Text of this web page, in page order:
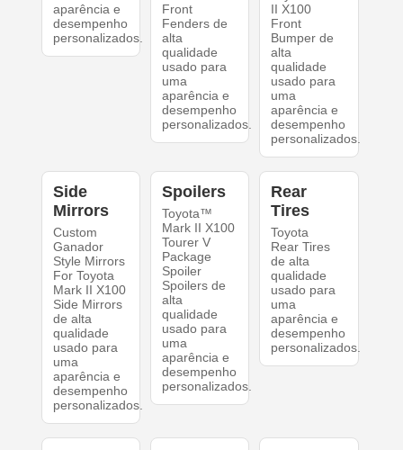
aparência e
desempenho
personalizados.
Front
Fenders de
alta
qualidade
usado para
uma
aparência e
desempenho
personalizados.
II X100
Front
Bumper de
alta
qualidade
usado para
uma
aparência e
desempenho
personalizados.
Side
Mirrors
Custom
Ganador
Style Mirrors
For Toyota
Mark II X100
Side Mirrors
de alta
qualidade
usado para
uma
aparência e
desempenho
personalizados.
Spoilers
Toyota™
Mark II X100
Tourer V
Package
Spoiler
Spoilers de
alta
qualidade
usado para
uma
aparência e
desempenho
personalizados.
Rear
Tires
Toyota
Rear Tires
de alta
qualidade
usado para
uma
aparência e
desempenho
personalizados.